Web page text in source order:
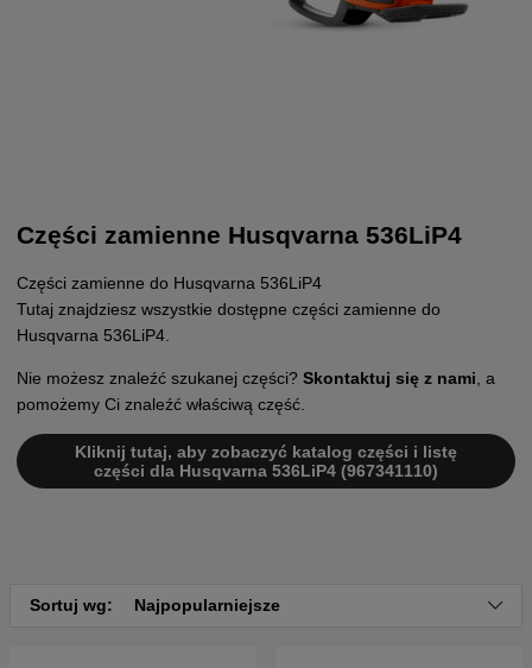
Części zamienne Husqvarna 536LiP4
Części zamienne do Husqvarna 536LiP4
Tutaj znajdziesz wszystkie dostępne części zamienne do
Husqvarna 536LiP4.
Nie możesz znaleźć szukanej części? Skontaktuj się z nami , a
pomożemy Ci znaleźć właściwą część.
Kliknij tutaj, aby zobaczyć katalog części i listę
części dla Husqvarna 536LiP4 (967341110)
Sortuj wg: Najpopularniejsze